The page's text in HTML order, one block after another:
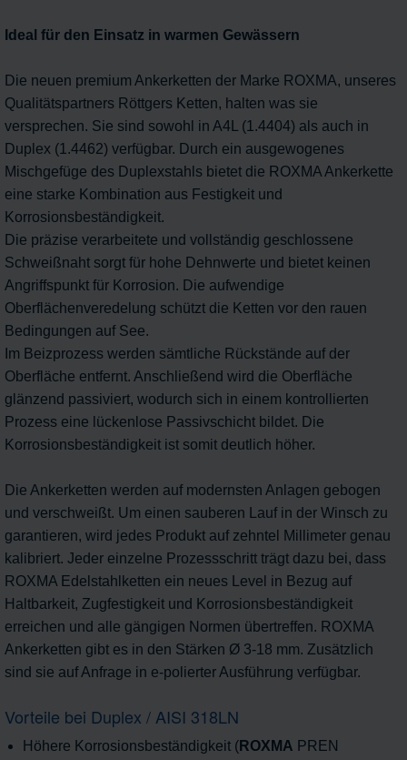
Ideal für den Einsatz in warmen Gewässern
Die neuen premium Ankerketten der Marke ROXMA, unseres
Qualitätspartners Röttgers Ketten, halten was sie
versprechen. Sie sind sowohl in A4L (1.4404) als auch in
Duplex (1.4462) verfügbar. Durch ein ausgewogenes
Mischgefüge des Duplexstahls bietet die ROXMA Ankerkette
eine starke Kombination aus Festigkeit und
Korrosionsbeständigkeit.
Die präzise verarbeitete und vollständig geschlossene
Schweißnaht sorgt für hohe Dehnwerte und bietet keinen
Angriffspunkt für Korrosion. Die aufwendige
Oberflächenveredelung schützt die Ketten vor den rauen
Bedingungen auf See.
Im Beizprozess werden sämtliche Rückstände auf der
Oberfläche entfernt. Anschließend wird die Oberfläche
glänzend passiviert, wodurch sich in einem kontrollierten
Prozess eine lückenlose Passivschicht bildet. Die
Korrosionsbeständigkeit ist somit deutlich höher.
Die Ankerketten werden auf modernsten Anlagen gebogen
und verschweißt. Um einen sauberen Lauf in der Winsch zu
garantieren, wird jedes Produkt auf zehntel Millimeter genau
kalibriert. Jeder einzelne Prozessschritt trägt dazu bei, dass
ROXMA Edelstahlketten ein neues Level in Bezug auf
Haltbarkeit, Zugfestigkeit und Korrosionsbeständigkeit
erreichen und alle gängigen Normen übertreffen. ROXMA
Ankerketten gibt es in den Stärken Ø 3-18 mm. Zusätzlich
sind sie auf Anfrage in e-polierter Ausführung verfügbar.
Vorteile bei Duplex / AISI 318LN
Höhere Korrosionsbeständigkeit (ROXMA PREN